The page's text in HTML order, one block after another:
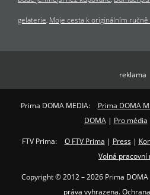
gelaterie Moje cesta k originálním
reklama
Prima DOMA MEDIA: Prima DOMA
DOMA| Pro média
FTV Prima: O FTV Prima | Press|
Volná pracovní
Copyright © 2012 – 2026 Prima DOMA
práva vyhrazena.